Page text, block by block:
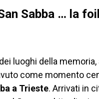
Sabba … la
luoghi della
come momento
a Trieste. Arrivati in